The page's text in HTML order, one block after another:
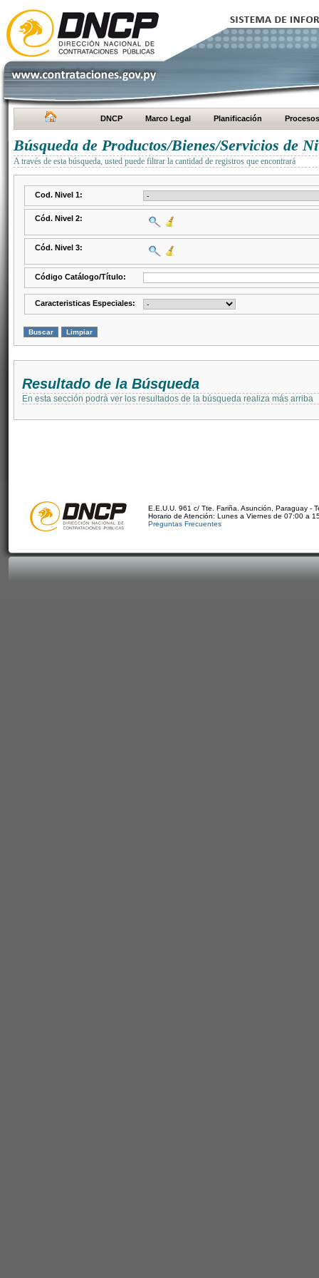
DNCP Marco Legal Planificación Procesos
Búsqueda de Productos/Bienes/Servicios de
A través de esta búsqueda, usted puede filtrar la cantidad de registros que encontrará
Cod. Nivel 1:
Cód. Nivel 2:
Cód. Nivel 3:
Código Catálogo/Título:
Caracteristicas Especiales:
Resultado de la Búsqueda
En esta sección podrá ver los resultados de la búsqueda realiza más arriba
E.E.U.U. 961 c/ Tte. Fariña. Asunción, Paraguay -
Horario de Atención: Lunes a Viernes de 07:00 a
Preguntas Frecuentes